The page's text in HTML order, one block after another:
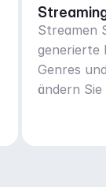
Streamen
generierte
Genres
ändern